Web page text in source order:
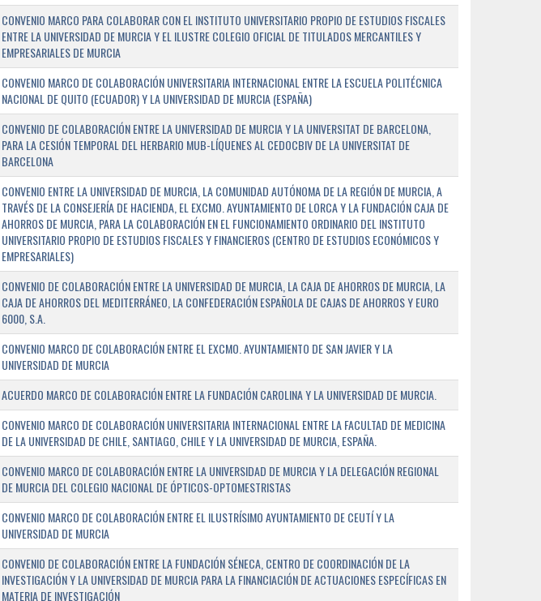
CONVENIO MARCO PARA COLABORAR CON EL INSTITUTO UNIVERSITARIO PROPIO DE ESTUDIOS FISCALES
ENTRE LA UNIVERSIDAD DE MURCIA Y EL ILUSTRE COLEGIO OFICIAL DE TITULADOS MERCANTILES Y
EMPRESARIALES DE MURCIA
CONVENIO MARCO DE COLABORACIÓN UNIVERSITARIA INTERNACIONAL ENTRE LA ESCUELA POLITÉCNICA
NACIONAL DE QUITO (ECUADOR) Y LA UNIVERSIDAD DE MURCIA (ESPAÑA)
CONVENIO DE COLABORACIÓN ENTRE LA UNIVERSIDAD DE MURCIA Y LA UNIVERSITAT DE BARCELONA,
PARA LA CESIÓN TEMPORAL DEL HERBARIO MUB-LÍQUENES AL CEDOCBIV DE LA UNIVERSITAT DE
BARCELONA
CONVENIO ENTRE LA UNIVERSIDAD DE MURCIA, LA COMUNIDAD AUTÓNOMA DE LA REGIÓN DE MURCIA, A
TRAVÉS DE LA CONSEJERÍA DE HACIENDA, EL EXCMO. AYUNTAMIENTO DE LORCA Y LA FUNDACIÓN CAJA DE
AHORROS DE MURCIA, PARA LA COLABORACIÓN EN EL FUNCIONAMIENTO ORDINARIO DEL INSTITUTO
UNIVERSITARIO PROPIO DE ESTUDIOS FISCALES Y FINANCIEROS (CENTRO DE ESTUDIOS ECONÓMICOS Y
EMPRESARIALES)
CONVENIO DE COLABORACIÓN ENTRE LA UNIVERSIDAD DE MURCIA, LA CAJA DE AHORROS DE MURCIA, LA
CAJA DE AHORROS DEL MEDITERRÁNEO, LA CONFEDERACIÓN ESPAÑOLA DE CAJAS DE AHORROS Y EURO
6000, S.A.
CONVENIO MARCO DE COLABORACIÓN ENTRE EL EXCMO. AYUNTAMIENTO DE SAN JAVIER Y LA
UNIVERSIDAD DE MURCIA
ACUERDO MARCO DE COLABORACIÓN ENTRE LA FUNDACIÓN CAROLINA Y LA UNIVERSIDAD DE MURCIA.
CONVENIO MARCO DE COLABORACIÓN UNIVERSITARIA INTERNACIONAL ENTRE LA FACULTAD DE MEDICINA
DE LA UNIVERSIDAD DE CHILE, SANTIAGO, CHILE Y LA UNIVERSIDAD DE MURCIA, ESPAÑA.
CONVENIO MARCO DE COLABORACIÓN ENTRE LA UNIVERSIDAD DE MURCIA Y LA DELEGACIÓN REGIONAL
DE MURCIA DEL COLEGIO NACIONAL DE ÓPTICOS-OPTOMESTRISTAS
CONVENIO MARCO DE COLABORACIÓN ENTRE EL ILUSTRÍSIMO AYUNTAMIENTO DE CEUTÍ Y LA
UNIVERSIDAD DE MURCIA
CONVENIO DE COLABORACIÓN ENTRE LA FUNDACIÓN SÉNECA, CENTRO DE COORDINACIÓN DE LA
INVESTIGACIÓN Y LA UNIVERSIDAD DE MURCIA PARA LA FINANCIACIÓN DE ACTUACIONES ESPECÍFICAS EN
MATERIA DE INVESTIGACIÓN